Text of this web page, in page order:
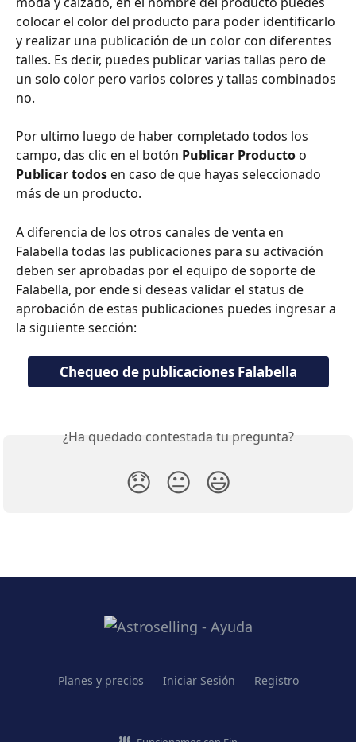
colocar el color del producto para poder identificarlo
y realizar una publicación de un color con diferentes
talles. Es decir, puedes publicar varias tallas pero de
un solo color pero varios colores y tallas combinados
no.
Por ultimo luego de haber completado todos los
campo, das clic en el botón Publicar Producto o
Publicar todos en caso de que hayas seleccionado
más de un producto.
A diferencia de los otros canales de venta en
Falabella todas las publicaciones para su activación
deben ser aprobadas por el equipo de soporte de
Falabella, por ende si deseas validar el status de
aprobación de estas publicaciones puedes ingresar a
la siguiente sección:
Chequeo de publicaciones Falabella
¿Ha quedado contestada tu pregunta?
😞 😐 😃
Planes y precios Iniciar Sesión Registro